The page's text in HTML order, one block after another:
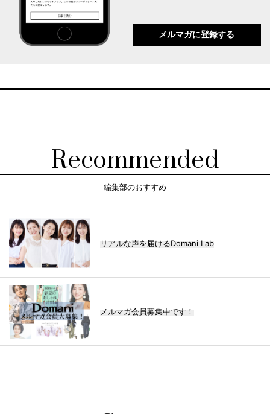
メルマガに登録する
Recommended
編集部のおすすめ
リアルな声を届けるDomani Lab
メルマガ会員募集中です！